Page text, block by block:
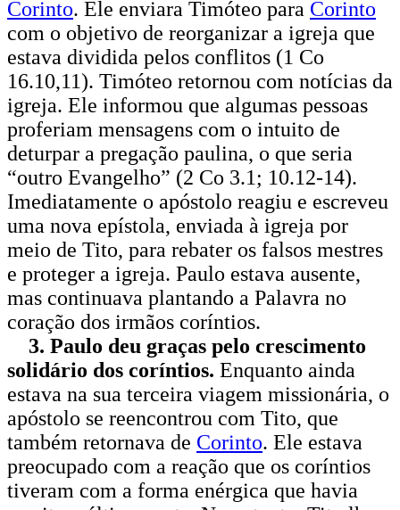
Corinto. Ele enviara Timóteo para Corinto
com o objetivo de reorganizar a igreja que
estava dividida pelos conflitos (1 Co
16.10,11). Timóteo retornou com notícias da
igreja. Ele informou que algumas pessoas
proferiam mensagens com o intuito de
deturpar a pregação paulina, o que seria
“outro Evangelho” (2 Co 3.1; 10.12-14).
Imediatamente o apóstolo reagiu e escreveu
uma nova epístola, enviada à igreja por
meio de Tito, para rebater os falsos mestres
e proteger a igreja. Paulo estava ausente,
mas continuava plantando a Palavra no
coração dos irmãos coríntios.
3. Paulo deu graças pelo crescimento
solidário dos coríntios. Enquanto ainda
estava na sua terceira viagem missionária, o
apóstolo se reencontrou com Tito, que
também retornava de Corinto. Ele estava
preocupado com a reação que os coríntios
tiveram com a forma enérgica que havia